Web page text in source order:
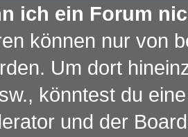
ich ein Forum
können nur von
Um dort
könntest du
und der